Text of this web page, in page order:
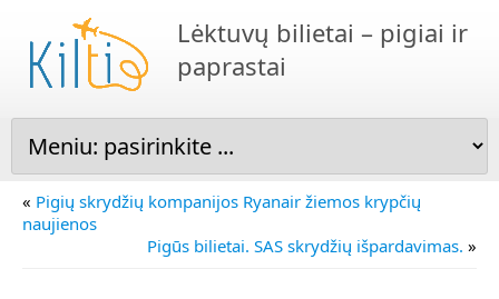
Lėktuvų bilietai – pigiai ir
paprastai
« Pigių skrydžių kompanijos Ryanair žiemos krypčių
naujienos
Pigūs bilietai. SAS skrydžių išpardavimas. »